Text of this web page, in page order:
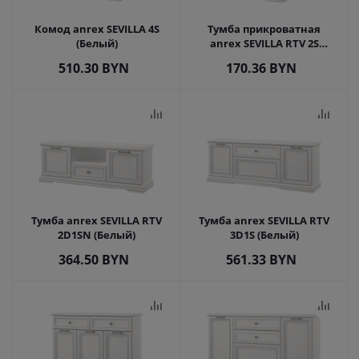
Комод anrex SEVILLA 4S
(Белый)
510.30 BYN
Тумба прикроватная
anrex SEVILLA RTV 2S
170.36 BYN
Тумба anrex SEVILLA RTV
2D1SN (Белый)
364.50 BYN
Тумба anrex SEVILLA RTV
3D1S (Белый)
561.33 BYN